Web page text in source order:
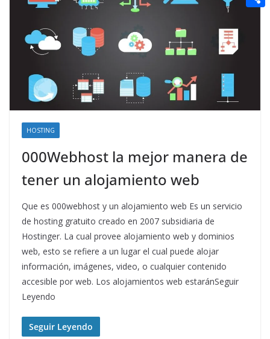
HOSTING
000Webhost la mejor manera de
tener un alojamiento web
Que es 000webhost y un alojamiento web Es un servicio
de hosting gratuito creado en 2007 subsidiaria de
Hostinger. La cual provee alojamiento web y dominios
web, esto se refiere a un lugar el cual puede alojar
información, imágenes, video, o cualquier contenido
accesible por web. Los alojamientos web estaránSeguir
Leyendo
Seguir Leyendo
n
a
r